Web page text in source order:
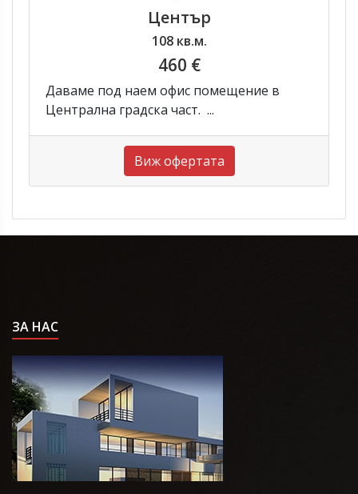
Център
108 кв.м.
460 €
Даваме под наем офис помещение в
Централна градска част. ...
Виж офертата
ЗА НАС